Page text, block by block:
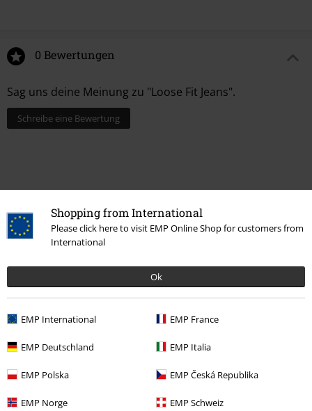
Shopping from International
Please click here to visit EMP Online Shop for customers from
International
Ok
EMP International EMP France
EMP Deutschland EMP Italia
EMP Polska EMP Česká Republika
EMP Norge EMP Schweiz
0 Bewertungen
Sag uns deine Meinung zu "Loose Fit Jeans".
Schreibe eine Bewertung